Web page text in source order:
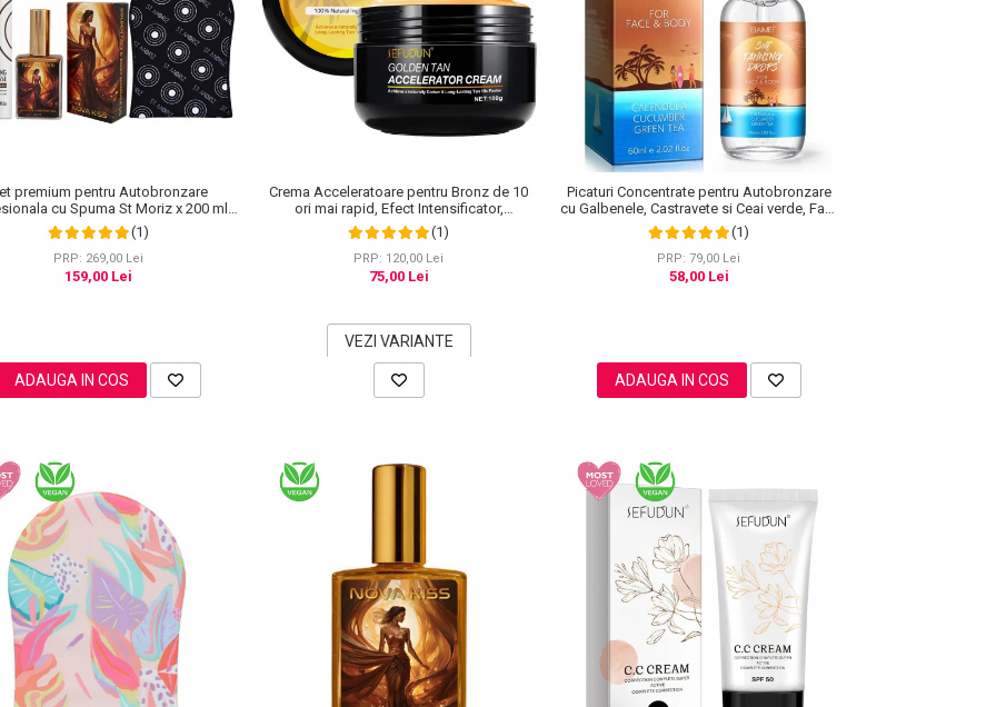
premium pentru Autobronzare
cu Spuma St Moriz x 200 ml,
cu Sidef Auriu NOVA KISS®
x 50 ml si Manusa
(1)
PRP: 269,00 Lei
159,00 Lei
ADAUGA IN COS
Crema Acceleratoare pentru Bronz de 10
ori mai rapid, Efect Intensificator,
Ingrediente 100% Naturale, Sefudun, 100 g
(1)
PRP: 120,00 Lei
75,00 Lei
VEZI VARIANTE
Picaturi Concentrate pentru Autobronzare
cu Galbenele, Castravete si Ceai verde, Fata
si Corp, Elaimei, 60 ml
(1)
PRP: 79,00 Lei
58,00 Lei
ADAUGA IN COS